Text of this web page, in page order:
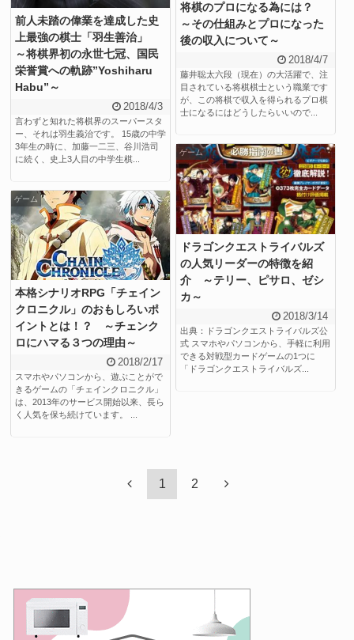
将棋のプロになる為には？
～その仕組みとプロになった
後の収入について～
2018/4/7
藤井聡太六段（現在）の大活躍で、注
目されている将棋棋士という職業です
が、この将棋で収入を得られるプロ棋
士になるにはどうしたらいいので...
前人未踏の偉業を達成した史
上最強の棋士「羽生善治」
～将棋界初の永世七冠、国民
栄誉賞への軌跡”Yoshiharu
Habu”～
2018/4/3
言わずと知れた将棋界のスーパースタ
ー、それは羽生義治です。 15歳の中学
3年生の時に、加藤一二三、谷川浩司
に続く、史上3人目の中学生棋...
ドラゴンクエストライバルズ
の人気リーダーの特徴を紹
介 ～テリー、ピサロ、ゼシ
カ～
2018/3/14
ゲーム
出典：ドラゴンクエストライバルズ公
式 スマホやパソコンから、手軽に利用
できる対戦型カードゲームの1つに
「ドラゴンクエストライバルズ...
本格シナリオRPG「チェイン
クロニクル」のおもしろいポ
イントとは！？ ～チェンク
ロにハマる３つの理由～
2018/2/17
ゲーム
スマホやパソコンから、遊ぶことがで
きるゲームの「チェインクロニクル」
は、2013年のサービス開始以来、長ら
く人気を保ち続けています。 ...
1 2